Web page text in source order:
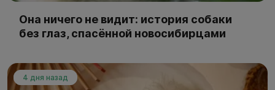
Она ничего не видит: история собаки
без глаз, спасённой новосибирцами
4 дня назад